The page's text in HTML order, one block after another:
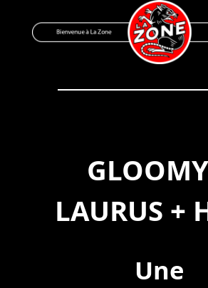
to
Bienvenue à La Zone
Zone de Cultures
LAURUS +
Une